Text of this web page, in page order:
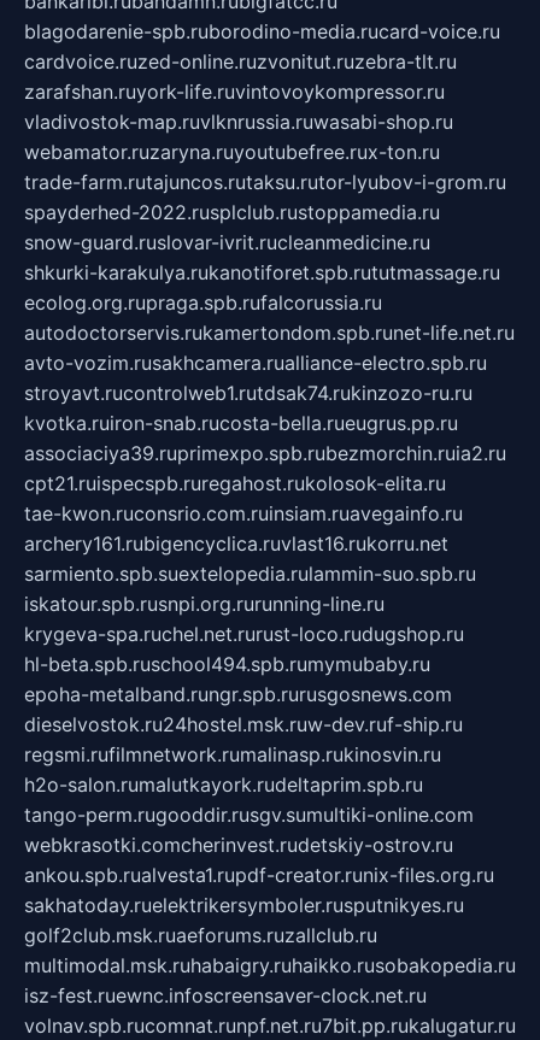
blagodarenie-spb.ruborodino-media.rucard-voice.ru
cardvoice.ruzed-online.ruzvonitut.ruzebra-tlt.ru
zarafshan.ruyork-life.ruvintovoykompressor.ru
vladivostok-map.ruvlknrussia.ruwasabi-shop.ru
webamator.ruzaryna.ruyoutubefree.rux-ton.ru
trade-farm.rutajuncos.rutaksu.rutor-lyubov-i-grom.ru
spayderhed-2022.rusplclub.rustoppamedia.ru
snow-guard.ruslovar-ivrit.rucleanmedicine.ru
shkurki-karakulya.rukanotiforet.spb.rututmassage.ru
ecolog.org.rupraga.spb.rufalcorussia.ru
autodoctorservis.rukamertondom.spb.runet-life.net.ru
avto-vozim.rusakhcamera.rualliance-electro.spb.ru
stroyavt.rucontrolweb1.rutdsak74.rukinzozo-ru.ru
kvotka.ruiron-snab.rucosta-bella.rueugrus.pp.ru
associaciya39.ruprimexpo.spb.rubezmorchin.ruia2.ru
cpt21.ruispecspb.ruregahost.rukolosok-elita.ru
tae-kwon.ruconsrio.com.ruinsiam.ruavegainfo.ru
archery161.rubigencyclica.ruvlast16.rukorru.net
sarmiento.spb.suextelopedia.rulammin-suo.spb.ru
iskatour.spb.rusnpi.org.rurunning-line.ru
krygeva-spa.ruchel.net.rurust-loco.rudugshop.ru
hl-beta.spb.ruschool494.spb.rumymubaby.ru
epoha-metalband.rungr.spb.rurusgosnews.com
dieselvostok.ru24hostel.msk.ruw-dev.ruf-ship.ru
regsmi.rufilmnetwork.rumalinasp.rukinosvin.ru
h2o-salon.rumalutkayork.rudeltaprim.spb.ru
tango-perm.rugooddir.rusgv.sumultiki-online.com
webkrasotki.comcherinvest.rudetskiy-ostrov.ru
ankou.spb.rualvesta1.rupdf-creator.runix-files.org.ru
sakhatoday.ruelektrikersymboler.rusputnikyes.ru
golf2club.msk.ruaeforums.ruzallclub.ru
multimodal.msk.ruhabaigry.ruhaikko.rusobakopedia.ru
isz-fest.ruewnc.infoscreensaver-clock.net.ru
volnav.spb.rucomnat.runpf.net.ru7bit.pp.rukalugatur.ru